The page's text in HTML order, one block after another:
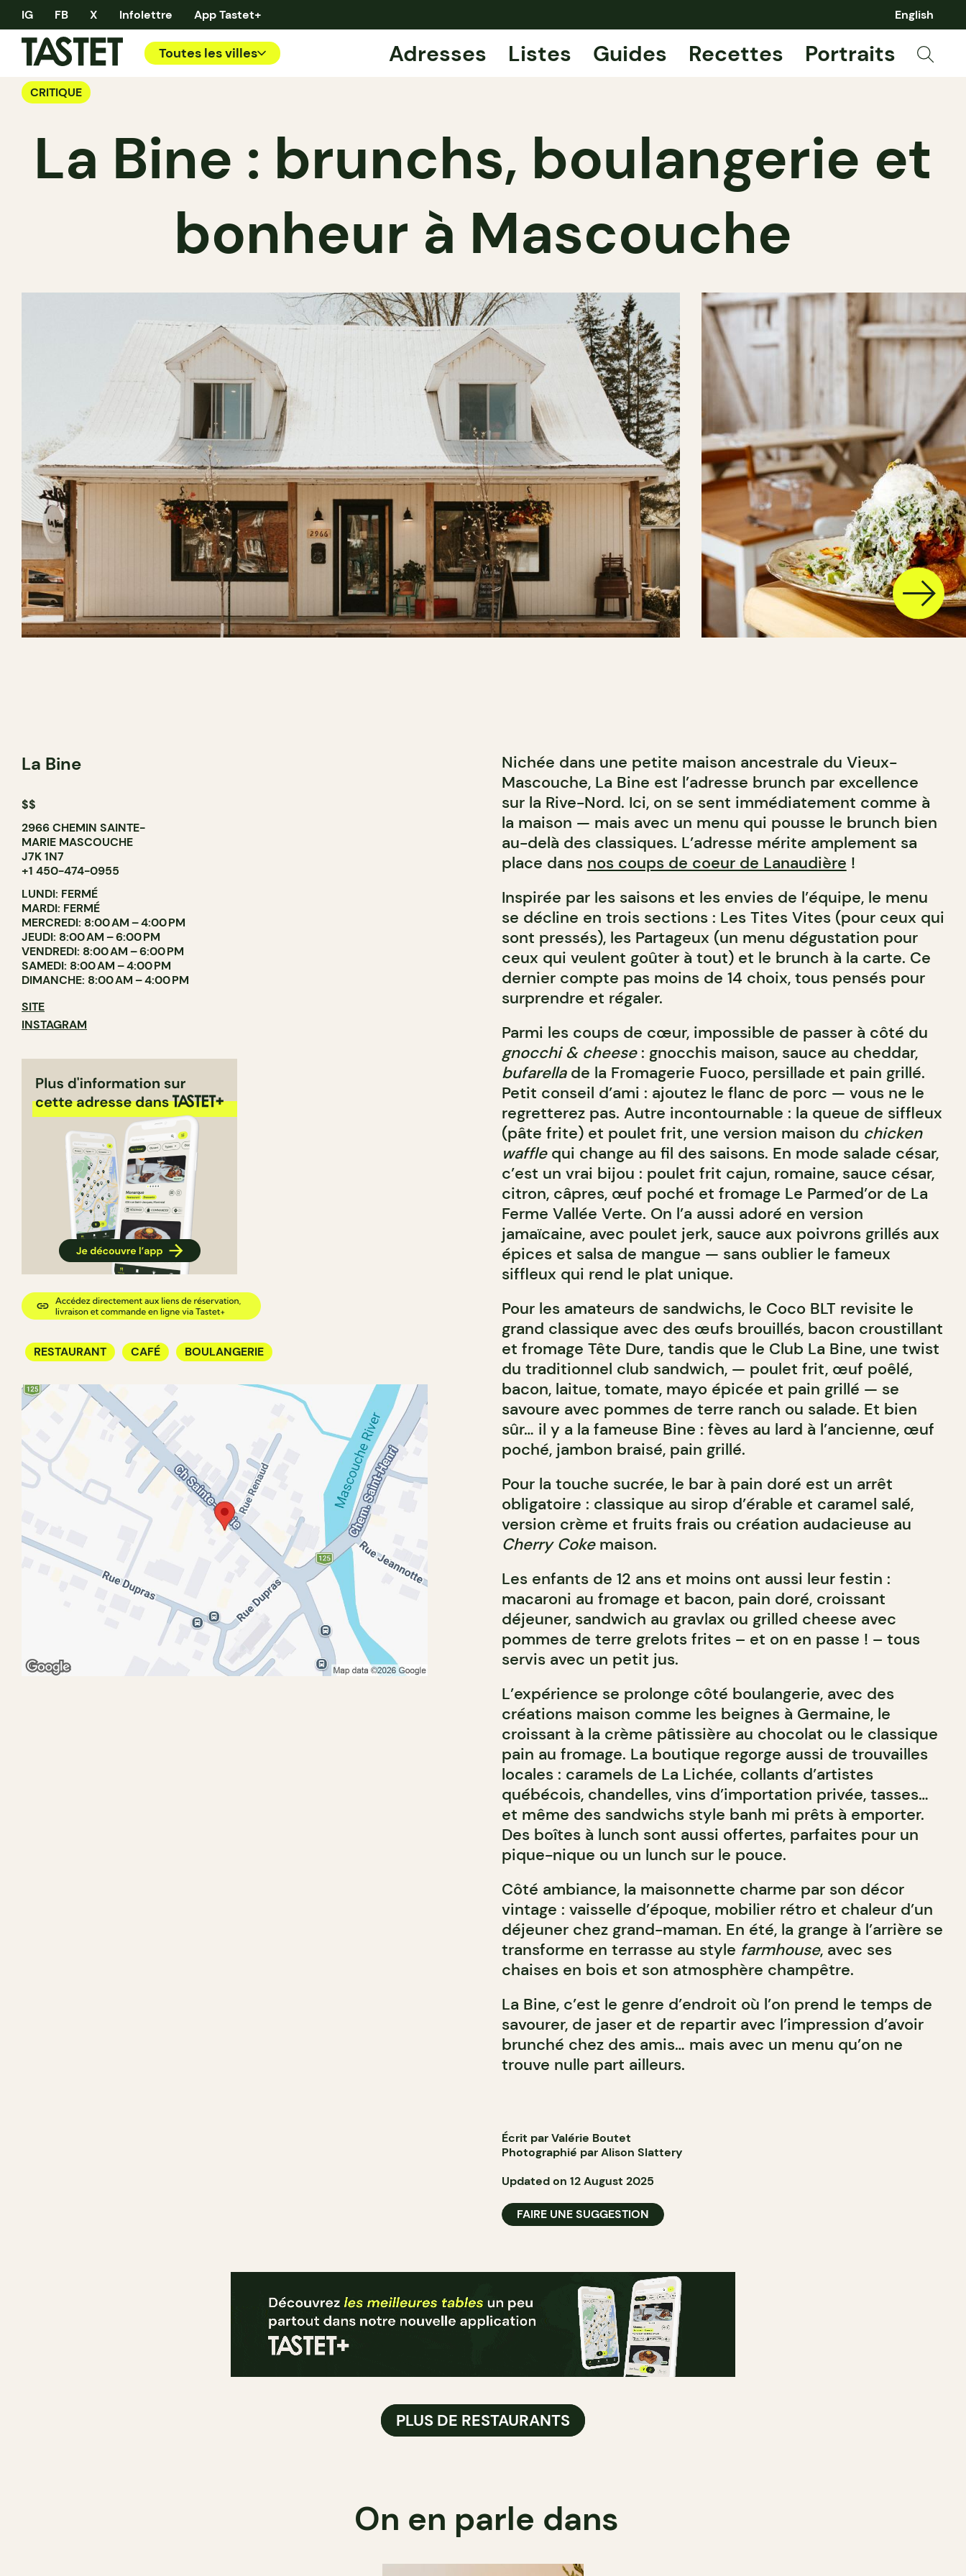
IG FB X Infolettre App Tastet+ English
Toutes les villes Adresses Listes Guides Recettes Portraits
CRITIQUE
La Bine : brunchs, boulangerie et
bonheur à Mascouche
La Bine
$$
2966 CHEMIN SAINTE-
MARIE MASCOUCHE
J7K 1N7
+1 450-474-0955
LUNDI: FERMÉ
MARDI: FERMÉ
MERCREDI: 8:00 AM – 4:00 PM
JEUDI: 8:00 AM – 6:00 PM
VENDREDI: 8:00 AM – 6:00 PM
SAMEDI: 8:00 AM – 4:00 PM
DIMANCHE: 8:00 AM – 4:00 PM
SITE
INSTAGRAM
RESTAURANT CAFÉ BOULANGERIE
Nichée dans une petite maison ancestrale du Vieux-
Mascouche, La Bine est l’adresse brunch par excellence
sur la Rive-Nord. Ici, on se sent immédiatement comme à
la maison — mais avec un menu qui pousse le brunch bien
au-delà des classiques. L’adresse mérite amplement sa
place dans nos coups de coeur de Lanaudière !
Inspirée par les saisons et les envies de l’équipe, le menu
se décline en trois sections : Les Tites Vites (pour ceux qui
sont pressés), les Partageux (un menu dégustation pour
ceux qui veulent goûter à tout) et le brunch à la carte. Ce
dernier compte pas moins de 14 choix, tous pensés pour
surprendre et régaler.
Parmi les coups de cœur, impossible de passer à côté du
gnocchi & cheese: gnocchis maison, sauce au cheddar,
bufarellade la Fromagerie Fuoco, persillade et pain grillé.
Petit conseil d’ami : ajoutez le flanc de porc — vous ne le
regretterez pas. Autre incontournable : la queue de siffleux
(pâte frite) et poulet frit, une version maison du chicken
wafflequi change au fil des saisons. En mode salade césar,
c’est un vrai bijou : poulet frit cajun, romaine, sauce césar,
citron, câpres, œuf poché et fromage Le Parmed’or de La
Ferme Vallée Verte. On l’a aussi adoré en version
jamaïcaine, avec poulet jerk, sauce aux poivrons grillés aux
épices et salsa de mangue — sans oublier le fameux
siffleux qui rend le plat unique.
Pour les amateurs de sandwichs, le Coco BLT revisite le
grand classique avec des œufs brouillés, bacon croustillant
et fromage Tête Dure, tandis que le Club La Bine, une twist
du traditionnel club sandwich, — poulet frit, œuf poêlé,
bacon, laitue, tomate, mayo épicée et pain grillé — se
savoure avec pommes de terre ranch ou salade. Et bien
sûr… il y a la fameuse Bine : fèves au lard à l’ancienne, œuf
poché, jambon braisé, pain grillé.
Pour la touche sucrée, le bar à pain doré est un arrêt
obligatoire : classique au sirop d’érable et caramel salé,
version crème et fruits frais ou création audacieuse au
Cherry Cokemaison.
Les enfants de 12 ans et moins ont aussi leur festin :
macaroni au fromage et bacon, pain doré, croissant
déjeuner, sandwich au gravlax ou grilled cheese avec
pommes de terre grelots frites – et on en passe ! – tous
servis avec un petit jus.
L’expérience se prolonge côté boulangerie, avec des
créations maison comme les beignes à Germaine, le
croissant à la crème pâtissière au chocolat ou le classique
pain au fromage. La boutique regorge aussi de trouvailles
locales : caramels de La Lichée, collants d’artistes
québécois, chandelles, vins d’importation privée, tasses…
et même des sandwichs style banh mi prêts à emporter.
Des boîtes à lunch sont aussi offertes, parfaites pour un
pique-nique ou un lunch sur le pouce.
Côté ambiance, la maisonnette charme par son décor
vintage : vaisselle d’époque, mobilier rétro et chaleur d’un
déjeuner chez grand-maman. En été, la grange à l’arrière se
transforme en terrasse au style farmhouse, avec ses
chaises en bois et son atmosphère champêtre.
La Bine, c’est le genre d’endroit où l’on prend le temps de
savourer, de jaser et de repartir avec l’impression d’avoir
brunché chez des amis… mais avec un menu qu’on ne
trouve nulle part ailleurs.
Écrit par Valérie Boutet
Photographié par Alison Slattery
Updated on 12 August 2025
FAIRE UNE SUGGESTION
PLUS DE RESTAURANTS
On en parle dans